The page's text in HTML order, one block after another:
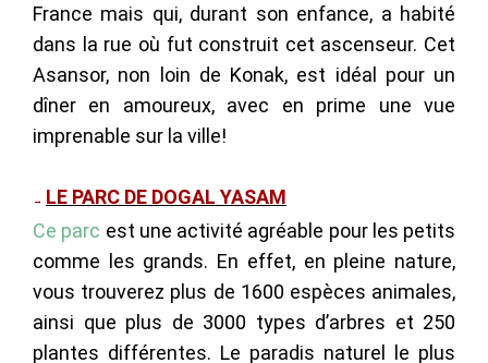
France mais qui, durant son enfance, a habité
dans la rue où fut construit cet ascenseur. Cet
Asansor, non loin de Konak, est idéal pour un
dîner en amoureux, avec en prime une vue
imprenable sur la ville!
→ LE PARC DE DOGAL YASAM
Ce parc est une activité agréable pour les petits
comme les grands. En effet, en pleine nature,
vous trouverez plus de 1600 espèces animales,
ainsi que plus de 3000 types d’arbres et 250
plantes différentes. Le paradis naturel le plus